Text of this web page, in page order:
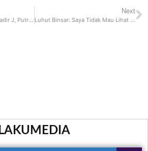
Kasus Pembunuhan Brigadir J, Putri Candrawathi di Penjara 8 Tahun
Next
Luhut Binsar: Saya Tidak Mau Lihat OTT Lagi, Kepala Daerah Harus Melawan OTT Aparat
LAKUMEDIA